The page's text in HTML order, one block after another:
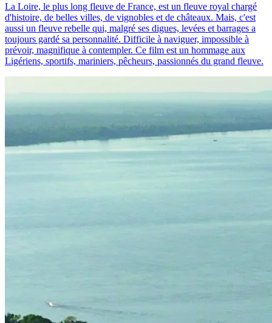
La Loire, le plus long fleuve de France, est un fleuve royal chargé
d'histoire, de belles villes, de vignobles et de châteaux. Mais, c'est
aussi un fleuve rebelle qui, malgré ses digues, levées et barrages a
toujours gardé sa personnalité. Difficile à naviguer, impossible à
prévoir, magnifique à contempler. Ce film est un hommage aux
Ligériens, sportifs, mariniers, pêcheurs, passionnés du grand fleuve.